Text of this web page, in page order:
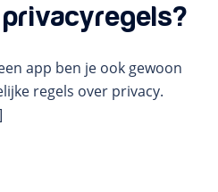
app ben je ook gewoon
regels over privacy.